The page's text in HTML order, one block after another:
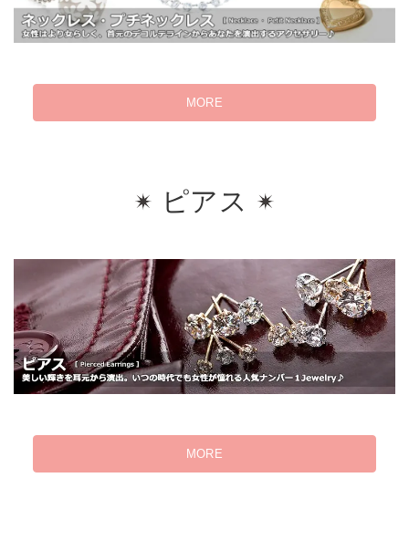
MORE
ピアス
MORE